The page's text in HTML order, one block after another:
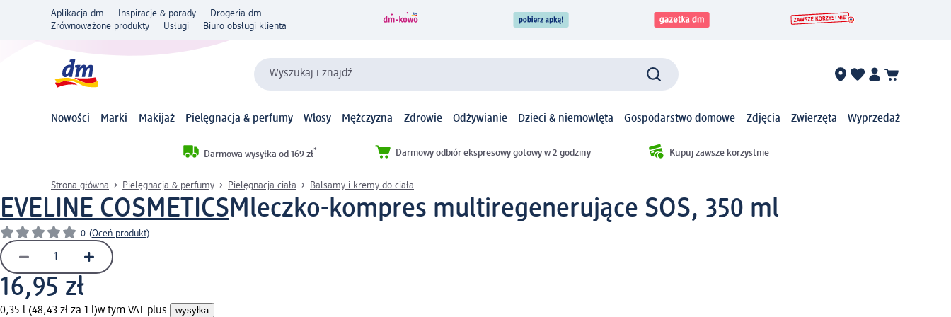
Aplikacja dm Inspiracje & porady
Drogeria dm
Zrównoważone produkty
Usługi Biuro obsługi klienta
Wyszukaj i znajdź
Nowości Marki Makijaż Pielęgnacja & perfumy Włosy Mężczyzna Zdrowie Odżywianie Dzieci & niemowlęta Gospodarstwo domowe Zdjęcia Zwierzęta Wyprzedaż
Darmowa wysyłka od 169 zł* Darmowy odbiór ekspresowy gotowy w 2 godziny Kupuj zawsze korzystnie
Strona główna Pielęgnacja & perfumy Pielęgnacja ciała Balsamy i kremy do ciała
EVELINE COSMETICSMleczko-kompres multiregenerujące SOS, 350 ml
0 (Oceń produkt)
16,95 zł
0,35 l (48,43 zł za 1 l)w tym VAT plus wysyłka